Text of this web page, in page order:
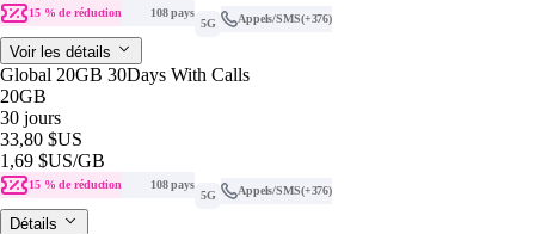
15 % de réduction
108 pays
5G
Appels/SMS(+376)
Voir les détails
Global 20GB 30Days With Calls
20GB
30 jours
33,80 $US
1,69 $US/GB
15 % de réduction
108 pays
5G
Appels/SMS(+376)
Détails